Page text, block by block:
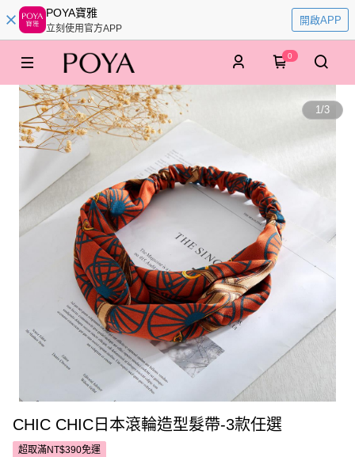
POYA寶雅
立刻使用官方APP
開啟APP
0
1/3
CHIC CHIC日本滾輪造型髮帶-3款任選
超取滿NT$390免運